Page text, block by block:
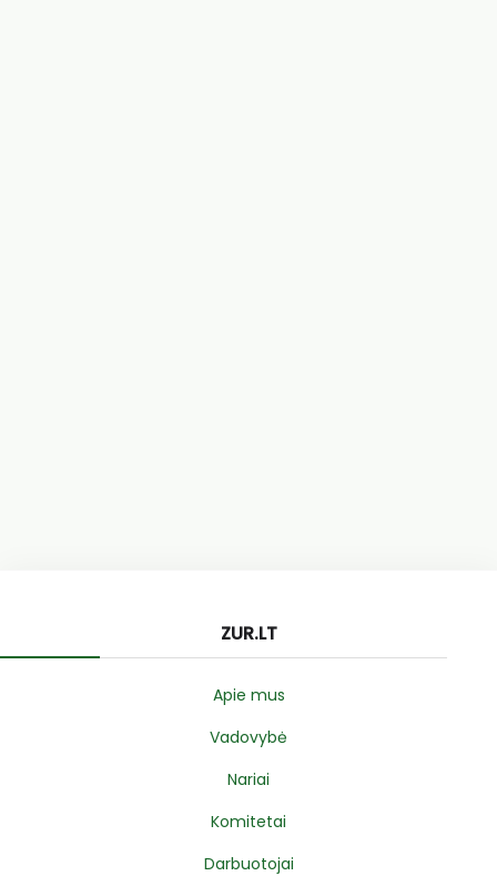
ZUR.LT
Apie mus
Vadovybė
Nariai
Komitetai
Darbuotojai